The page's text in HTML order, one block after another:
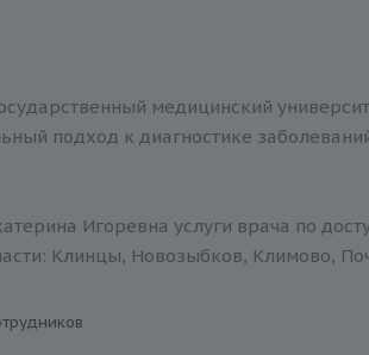
медицинский
подход к диагностике
Игоревна услуги врача по
Клинцы, Новозыбков, Климово,